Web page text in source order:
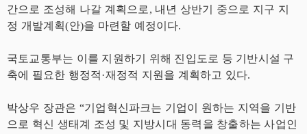
간으로 조성해 나갈 계획으로, 내년 상반기 중으로 지구 지
정 개발계획(안)을 마련할 예정이다.
국토교통부는 이를 지원하기 위해 진입도로 등 기반시설 구
축에 필요한 행정적·재정적 지원을 계획하고 있다.
박상우 장관은 “기업혁신파크는 기업이 원하는 지역을 기반
으로 혁신 생태계 조성 및 지방시대 동력을 창출하는 사업인